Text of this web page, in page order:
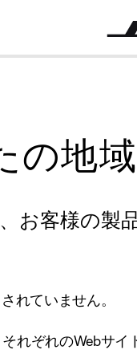
の地
お客様の製
れていません。
れぞれのWebサ